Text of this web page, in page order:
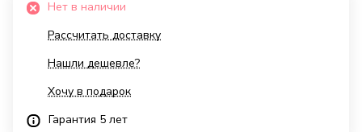
Нет в наличии
Рассчитать доставку
Нашли дешевле?
Хочу в подарок
Гарантия 5 лет